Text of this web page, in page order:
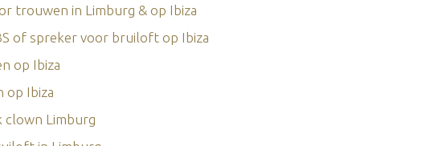
trouwen in Limburg & op Ibiza
of spreker voor bruiloft op Ibiza
op Ibiza
op Ibiza
clown Limburg